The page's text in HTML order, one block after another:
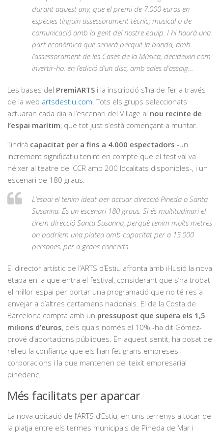
durant aquest any, que el premi de 7.000 euros en
espècies tinguin assessorament tècnic, musical o de
comunicació amb la gent del nostre equip. I hi haurà una
part econòmica que servirà perquè la banda, amb
l’assessorament de les Cases de la Música, decideixin com
invertir-ho: en l’edició d’un disc, amb sales d’assaig…
Les bases del PremiARTS i la inscripció s’ha de fer a través
de la web artsdestiu.com . Tots els grups seleccionats
actuaran cada dia a l’escenari del Village al nou recinte de
l’espai marítim, que tot just s’està començant a muntar.
Tindrà capacitat per a fins a 4.000 espectadors -un
increment significatiu tenint en compte que el festival va
néixer al teatre del CCR amb 200 localitats disponibles-, i un
escenari de 180 graus.
L’espai el tenim ideat per actuar direcció Pineda o Santa
Susanna. És un escenari 180 graus. Si és multitudinari el
tirem direcció Santa Susanna, perquè tenim molts metres
on podríem una platea amb capacitat per a 15.000
persones, per a grans concerts.
El director artístic de l’ARTS d’Estiu afronta amb il·lusió la nova
etapa en la que entra el festival, considerant que s’ha trobat
el millor espai per portar una programació que no té res a
envejar a d’altres certamens nacionals. El de la Costa de
Barcelona compta amb un pressupost que supera els 1,5
milions d’euros, dels quals només el 10% -ha dit Gómez-
prové d’aportacions públiques. En aquest sentit, ha posat de
relleu la confiança que els han fet grans empreses i
corporacions i la que mantenen del teixit empresarial
pinedenc.
Més facilitats per aparcar
La nova ubicació de l’ARTS d’Estiu, en uns terrenys a tocar de
la platja entre els termes municipals de Pineda de Mar i